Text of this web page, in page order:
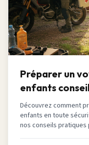
Préparer un
enfants
2026
Découvrez comment
enfants en toute
nos conseils pratiques